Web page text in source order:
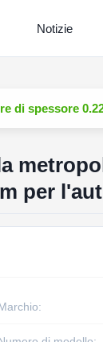
Notizie
di spessore
per